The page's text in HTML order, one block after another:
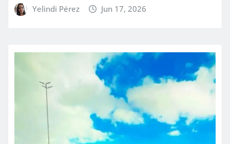
Yelindi Pérez Jun 17, 2026